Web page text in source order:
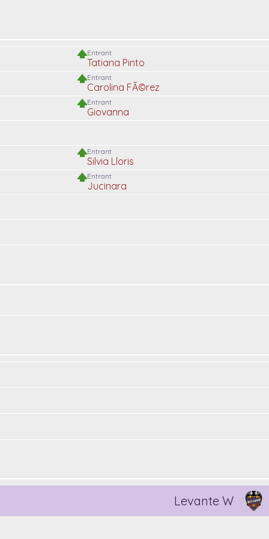
Entrant
Tatiana Pinto
Entrant
Carolina FÃ©rez
Entrant
Giovanna
Entrant
Silvia Lloris
Entrant
Jucinara
Levante W